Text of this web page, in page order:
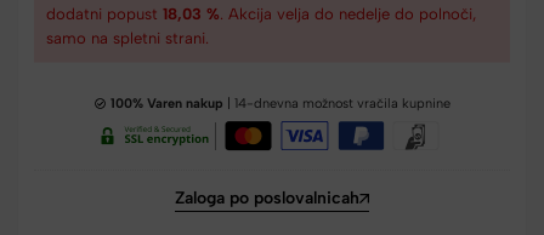
dodatni popust 18,03 % . Akcija velja do nedelje do polnoči,
samo na spletni strani.
100% Varen nakup | 14-dnevna možnost vračila kupnine
Zaloga po poslovalnicah